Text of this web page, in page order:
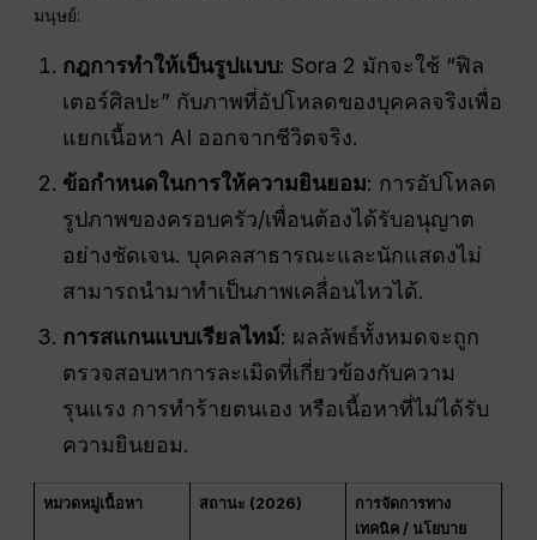
มนุษย์:
กฎการทำให้เป็นรูปแบบ: Sora 2 มักจะใช้ “ฟิล
เตอร์ศิลปะ” กับภาพที่อัปโหลดของบุคคลจริงเพื่อ
แยกเนื้อหา AI ออกจากชีวิตจริง.
ข้อกำหนดในการให้ความยินยอม: การอัปโหลด
รูปภาพของครอบครัว/เพื่อนต้องได้รับอนุญาต
อย่างชัดเจน. บุคคลสาธารณะและนักแสดงไม่
สามารถนำมาทำเป็นภาพเคลื่อนไหวได้.
การสแกนแบบเรียลไทม์: ผลลัพธ์ทั้งหมดจะถูก
ตรวจสอบหาการละเมิดที่เกี่ยวข้องกับความ
รุนแรง การทำร้ายตนเอง หรือเนื้อหาที่ไม่ได้รับ
ความยินยอม.
หมวดหมู่เนื้อหา สถานะ (2026)
การจัดการทาง
เทคนิค / นโยบาย